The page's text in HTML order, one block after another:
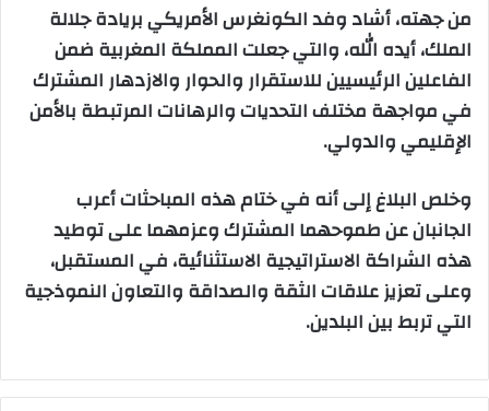
من جهته، أشاد وفد الكونغرس الأمريكي بريادة جلالة
الملك، أيده الله، والتي جعلت المملكة المغربية ضمن
الفاعلين الرئيسيين للاستقرار والحوار والازدهار المشترك
في مواجهة مختلف التحديات والرهانات المرتبطة بالأمن
الإقليمي والدولي.
وخلص البلاغ إلى أنه في ختام هذه المباحثات أعرب
الجانبان عن طموحهما المشترك وعزمهما على توطيد
هذه الشراكة الاستراتيجية الاستثنائية، في المستقبل،
وعلى تعزيز علاقات الثقة والصداقة والتعاون النموذجية
التي تربط بين البلدين.